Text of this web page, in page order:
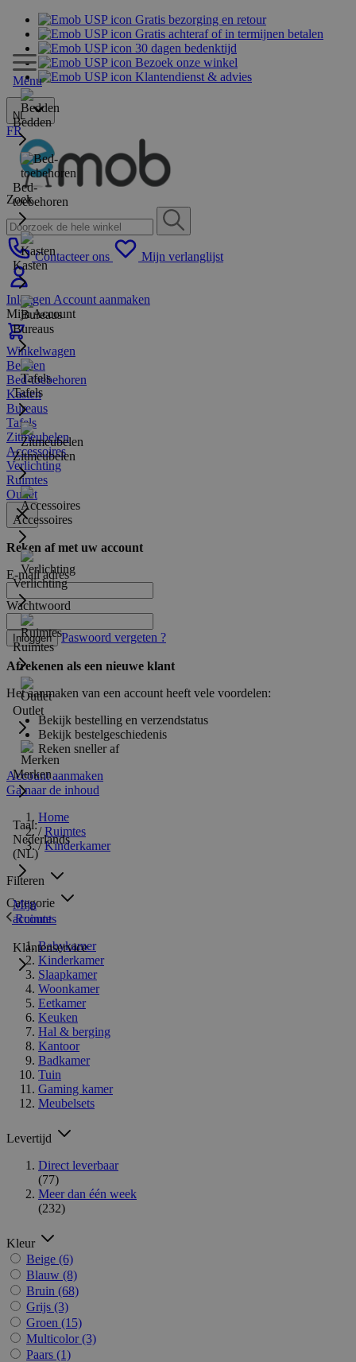
Gratis bezorging en retour
Gratis achteraf of in termijnen betalen
30 dagen bedenktijd
Bezoek onze winkel
Klantendienst & advies
NL
FR
Zoek
Contacteer ons Mijn verlanglijst
Inloggen Account aanmaken
Mijn Account
Winkelwagen
Menu
Bedden
Bed-
toebehoren
Kasten
Bureaus
Tafels
Zitmeubelen
Accessoires
Verlichting
Ruimtes
Outlet
Merken
Taal:
Nederlands
(NL)
Mijn
account
Klantenservice
Bedden
Bed-toebehoren
Kasten
Bureaus
Tafels
Zitmeubelen
Accessoires
Verlichting
Ruimtes
Outlet
Reken af met uw account
E-mail adres
Wachtwoord
Inloggen Paswoord vergeten ?
Afrekenen als een nieuwe klant
Het aanmaken van een account heeft vele voordelen:
Bekijk bestelling en verzendstatus
Bekijk bestelgeschiedenis
Reken sneller af
Account aanmaken
Ga naar de inhoud
Home
/ Ruimtes
/ Kinderkamer
Filteren
Categorie
Ruimtes
Babykamer
Kinderkamer
Slaapkamer
Woonkamer
Eetkamer
Keuken
Hal & berging
Kantoor
Badkamer
Tuin
Gaming kamer
Meubelsets
Levertijd
Direct leverbaar
(77)
Meer dan één week
(232)
Kleur
Beige (6)
Blauw (8)
Bruin (68)
Grijs (3)
Groen (15)
Multicolor (3)
Paars (1)